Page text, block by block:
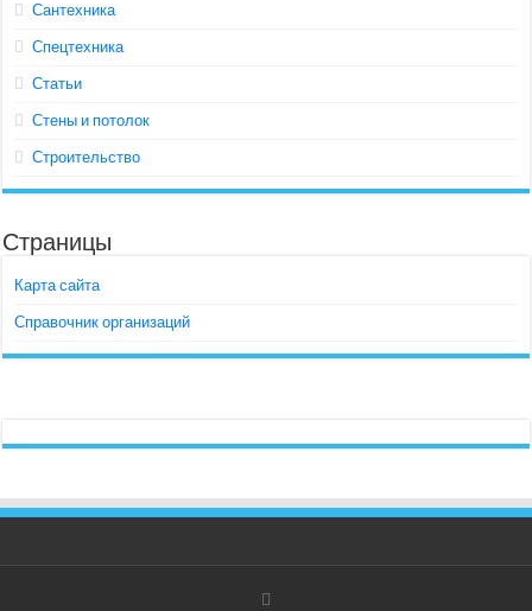
Сантехника
Спецтехника
Статьи
Стены и потолок
Строительство
Страницы
Карта сайта
Справочник организаций